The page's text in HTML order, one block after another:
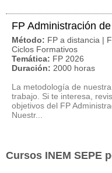
FP Administración
Método: FP a distancia |
Ciclos Formativos
Temática: FP 2026
Duración: 2000 horas
La metodología de
trabajo. Si te interesa,
objetivos del FP
Nuestr...
Cursos INEM SEPE